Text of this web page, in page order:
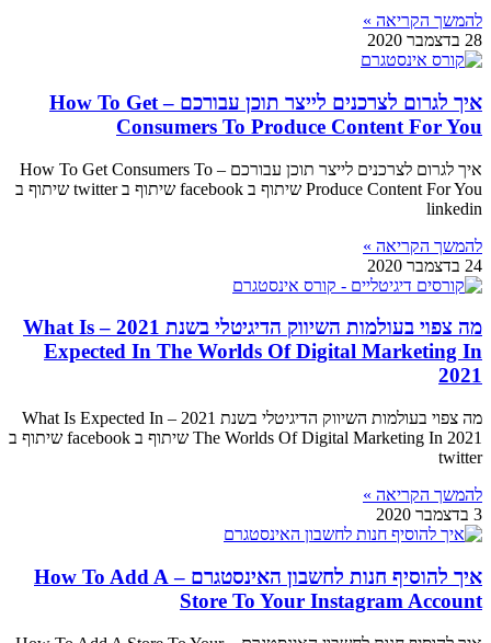
להמשך הקריאה »
28 בדצמבר 2020
איך לגרום לצרכנים לייצר תוכן עבורכם – How To Get
Consumers To Produce Content For You
איך לגרום לצרכנים לייצר תוכן עבורכם – How To Get Consumers To
Produce Content For You שיתוף ב facebook שיתוף ב twitter שיתוף ב
linkedin
להמשך הקריאה »
24 בדצמבר 2020
מה צפוי בעולמות השיווק הדיגיטלי בשנת 2021 – What Is
Expected In The Worlds Of Digital Marketing In
2021
מה צפוי בעולמות השיווק הדיגיטלי בשנת 2021 – What Is Expected In
The Worlds Of Digital Marketing In 2021 שיתוף ב facebook שיתוף ב
twitter
להמשך הקריאה »
3 בדצמבר 2020
איך להוסיף חנות לחשבון האינסטגרם – How To Add A
Store To Your Instagram Account